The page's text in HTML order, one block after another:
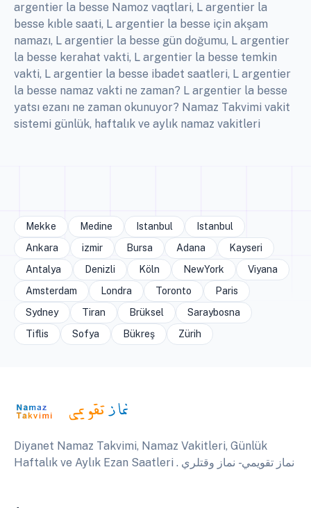
besse kıble saati, L argentier la besse için akşam
namazı, L argentier la besse gün doğumu, L argentier
la besse kerahat vakti, L argentier la besse temkin
vakti, L argentier la besse ibadet saatleri, L argentier
la besse namaz vakti ne zaman? L argentier la besse
yatsı ezanı ne zaman okunuyor? Namaz Takvimi vakit
sistemi günlük, haftalık ve aylık namaz vakitleri
Ankara
izmir Bursa Adana
Kayseri
Antalya
Denizli Köln NewYork
Viyana
Amsterdam
Londra Toronto
Paris
Sydney
Tiran Brüksel
Saraybosna
Tiflis
Sofya Bükreş Zürih
Haftalık ve Aylık Ezan Saatleri . نماز تقويمي - نماز وقتلري